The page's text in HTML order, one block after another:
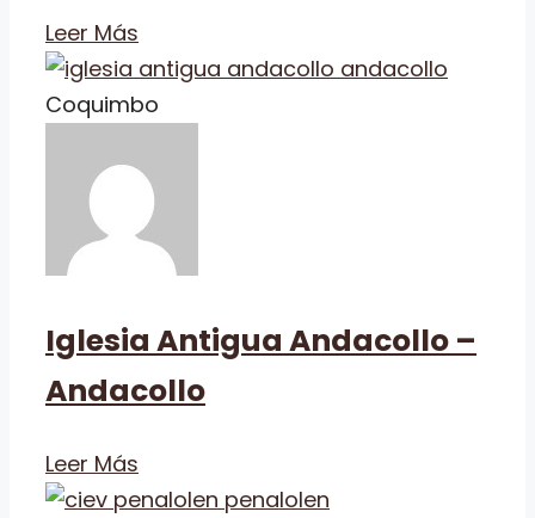
Leer Más
Coquimbo
Iglesia Antigua Andacollo –
Andacollo
Leer Más